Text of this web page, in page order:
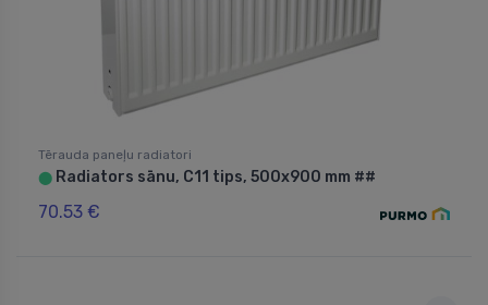
Tērauda paneļu radiatori
⬤ Radiators sānu, C11 tips, 500x900 mm ##
70.53 €